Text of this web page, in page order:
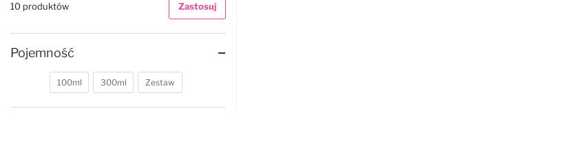
10 produktów Zastosuj
Pojemność
100ml 300ml Zestaw